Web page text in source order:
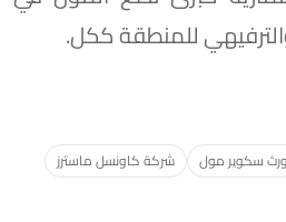
للمنطقة ككل.
سكوير مول
شركة كاونسل ماسترز